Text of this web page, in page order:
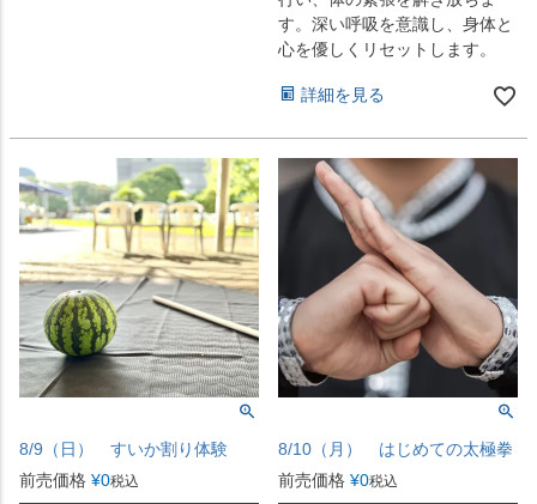
す。深い呼吸を意識し、身体と
心を優しくリセットします。
詳細を見る
8/9（日） すいか割り体験
前売価格 ¥0税込
8/10（月） はじめての太極拳
前売価格 ¥0税込